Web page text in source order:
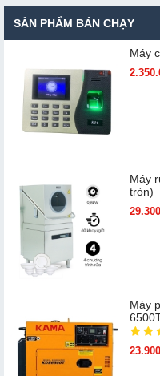
SẢN PHẨM BÁN CHẠY
Máy
Máy
tròn)
Máy